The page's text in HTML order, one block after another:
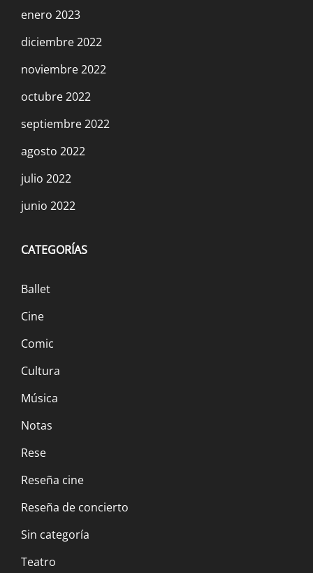
enero 2023
diciembre 2022
noviembre 2022
octubre 2022
septiembre 2022
agosto 2022
julio 2022
junio 2022
CATEGORÍAS
Ballet
Cine
Comic
Cultura
Música
Notas
Rese
Reseña cine
Reseña de concierto
Sin categoría
Teatro